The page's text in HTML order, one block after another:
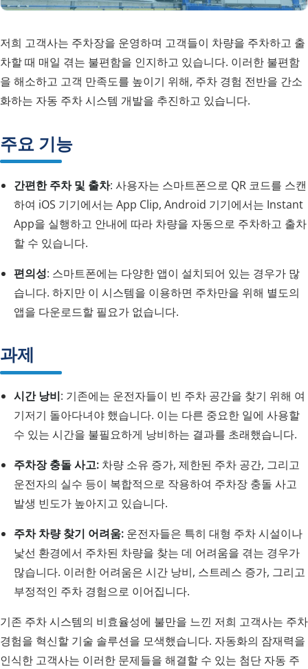
저희 고객사는 주차장을 운영하며 고객들이 차량을 주차하고 출
차할 때 매일 겪는 불편함을 인지하고 있습니다. 이러한 불편함
을 해소하고 고객 만족도를 높이기 위해, 주차 경험 전반을 간소
화하는 자동 주차 시스템 개발을 추진하고 있습니다.
주요 기능
간편한 주차 및 출차: 사용자는 스마트폰으로 QR 코드를 스캔
하여 iOS 기기에서는 App Clip, Android 기기에서는 Instant
App을 실행하고 안내에 따라 차량을 자동으로 주차하고 출차
할 수 있습니다.
편의성: 스마트폰에는 다양한 앱이 설치되어 있는 경우가 많
습니다. 하지만 이 시스템을 이용하면 주차만을 위해 별도의
앱을 다운로드할 필요가 없습니다.
과제
시간 낭비: 기존에는 운전자들이 빈 주차 공간을 찾기 위해 여
기저기 돌아다녀야 했습니다. 이는 다른 중요한 일에 사용할
수 있는 시간을 불필요하게 낭비하는 결과를 초래했습니다.
주차장 충돌 사고: 차량 소유 증가, 제한된 주차 공간, 그리고
운전자의 실수 등이 복합적으로 작용하여 주차장 충돌 사고
발생 빈도가 높아지고 있습니다.
주차 차량 찾기 어려움: 운전자들은 특히 대형 주차 시설이나
낯선 환경에서 주차된 차량을 찾는 데 어려움을 겪는 경우가
많습니다. 이러한 어려움은 시간 낭비, 스트레스 증가, 그리고
부정적인 주차 경험으로 이어집니다.
기존 주차 시스템의 비효율성에 불만을 느낀 저희 고객사는 주차
경험을 혁신할 기술 솔루션을 모색했습니다. 자동화의 잠재력을
인식한 고객사는 이러한 문제들을 해결할 수 있는 첨단 자동 주